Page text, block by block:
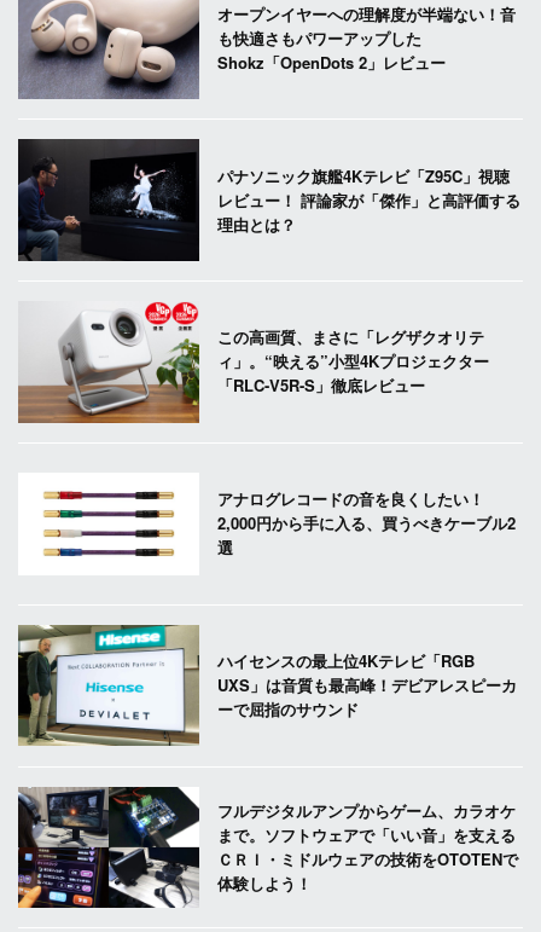
オープンイヤーへの理解度が半端ない！音
も快適さもパワーアップした
Shokz「OpenDots 2」レビュー
パナソニック旗艦4Kテレビ「Z95C」視聴
レビュー！ 評論家が「傑作」と高評価する
理由とは？
この高画質、まさに「レグザクオリテ
ィ」。“映える”小型4Kプロジェクター
「RLC-V5R-S」徹底レビュー
アナログレコードの音を良くしたい！
2,000円から手に入る、買うべきケーブル2
選
ハイセンスの最上位4Kテレビ「RGB
UXS」は音質も最高峰！デビアレスピーカ
ーで屈指のサウンド
フルデジタルアンプからゲーム、カラオケ
まで。ソフトウェアで「いい音」を支える
ＣＲＩ・ミドルウェアの技術をOTOTENで
体験しよう！